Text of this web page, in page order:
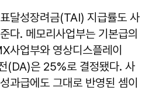
달성장려금(TAI) 지급률도 사
다. 메모리사업부는 기본급의
사업부와 영상디스플레이
(DA)은 25%로 결정됐다. 사
과급에도 그대로 반영된 셈이